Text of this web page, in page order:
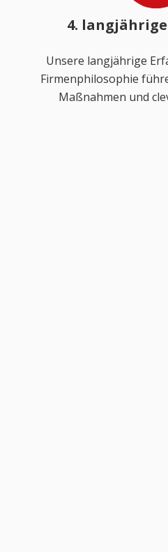
4.
Unsere langjährige
Firmenphilosophie
Maßnahmen und